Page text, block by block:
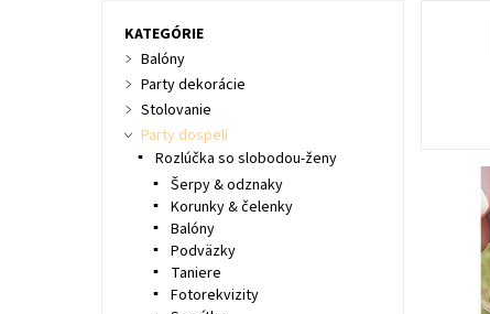
KATEGÓRIE
Balóny
Party dekorácie
Stolovanie
Party dospelí
Rozlúčka so slobodou-ženy
Šerpy & odznaky
Korunky & čelenky
Balóny
Podväzky
Taniere
Fotorekvizity